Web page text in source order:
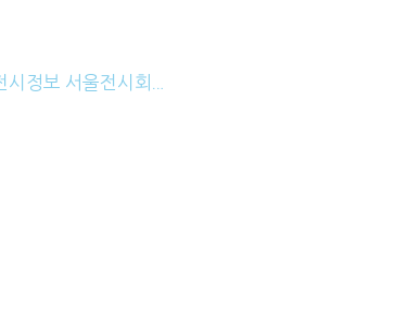
시정보 서울전시회…